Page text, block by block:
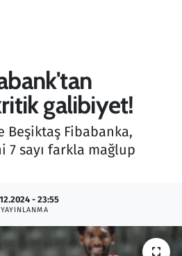
galibiyet!
Beşiktaş Fibabanka,
7 sayı farkla mağlup
- 23:55
YAYINLANMA